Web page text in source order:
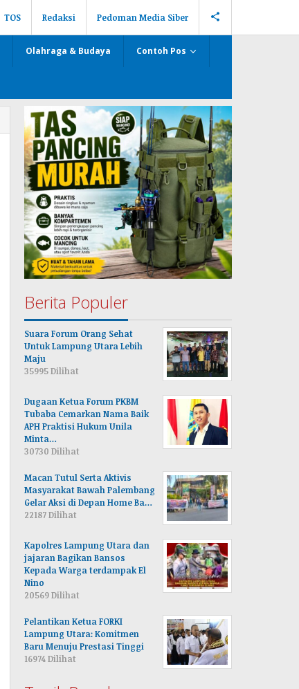
TOS Redaksi Pedoman Media Siber
Olahraga & Budaya Contoh Pos
Berita Populer
Suara Forum Orang Sehat
Untuk Lampung Utara Lebih
Maju
35995 Dilihat
Dugaan Ketua Forum PKBM
Tubaba Cemarkan Nama Baik
APH Praktisi Hukum Unila
Minta…
30730 Dilihat
Macan Tutul Serta Aktivis
Masyarakat Bawah Palembang
Gelar Aksi di Depan Home Ba…
22187 Dilihat
Kapolres Lampung Utara dan
jajaran Bagikan Bansos
Kepada Warga terdampak El
Nino
20569 Dilihat
Pelantikan Ketua FORKI
Lampung Utara: Komitmen
Baru Menuju Prestasi Tinggi
16974 Dilihat